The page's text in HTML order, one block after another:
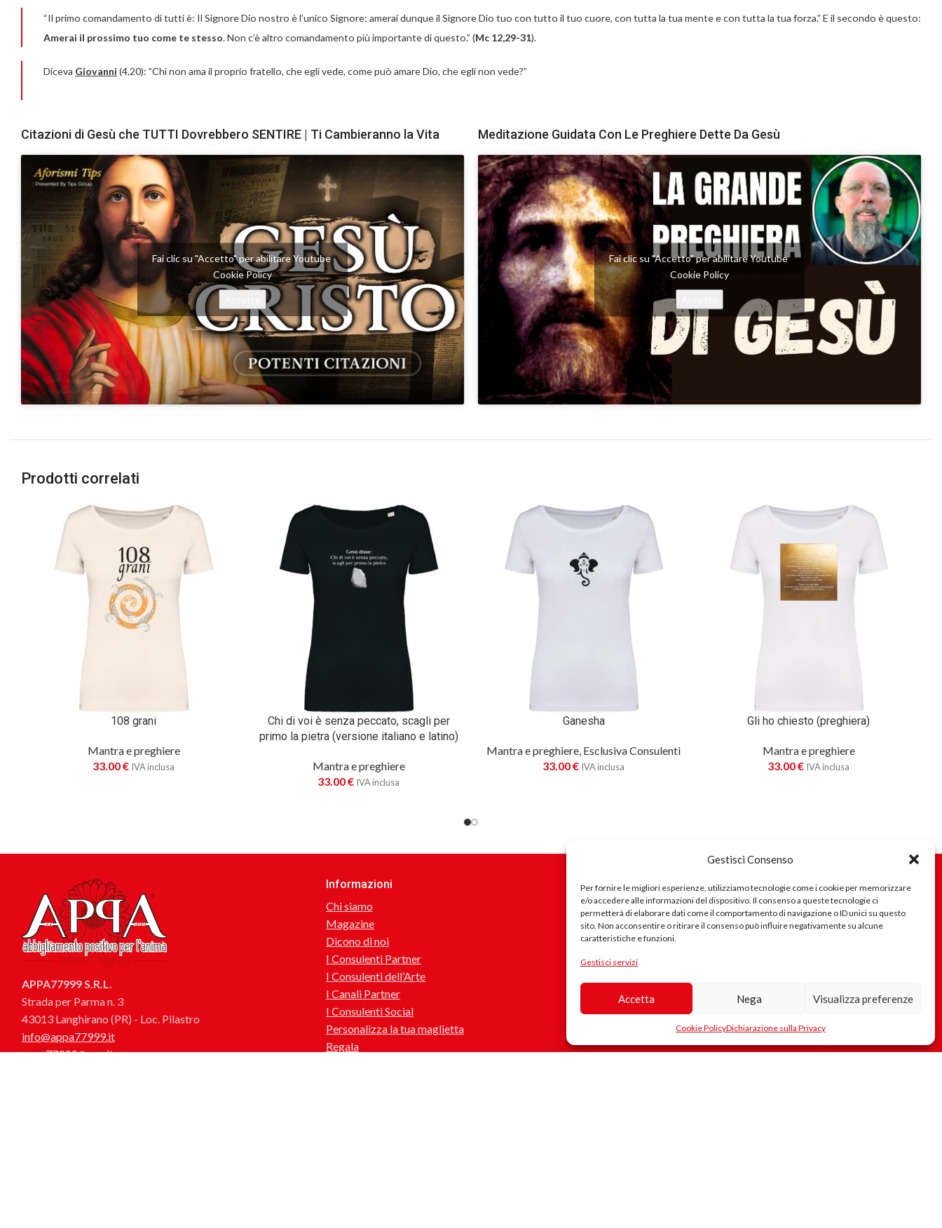
Gestisci Consenso
Per fornire le migliori esperienze, utilizziamo tecnologie come i cookie per memorizzare
e/o accedere alle informazioni del dispositivo. Il consenso a queste tecnologie ci
permetterà di elaborare dati come il comportamento di navigazione o ID unici su questo
sito. Non acconsentire o ritirare il consenso può influire negativamente su alcune
caratteristiche e funzioni.
Gestisci servizi
Accetta Nega Visualizza preferenze
Cookie PolicyDichiarazione sulla Privacy
“Il primo comandamento di tutti è: Il Signore Dio nostro è l’unico Signore; amerai dunque il Signore Dio tuo con tutto il tuo cuore, con tutta la tua mente e con tutta la tua forza.” E il secondo è questo:
Amerai il prossimo tuo come te stesso. Non c’è altro comandamento più importante di questo.” (Mc 12,29-31).
Diceva Giovanni (4,20): ”Chi non ama il proprio fratello, che egli vede, come può amare Dio, che egli non vede?”
Citazioni di Gesù che TUTTI Dovrebbero SENTIRE | Ti Cambieranno la Vita
Fai clic su "Accetto" per abilitare Youtube
Cookie Policy
Meditazione Guidata Con Le Preghiere Dette Da Gesù
Fai clic su "Accetto" per abilitare Youtube
Cookie Policy
Prodotti correlati
108 grani
Mantra e preghiere
33.00€ IVA inclusa
Chi di voi è senza peccato, scagli per
primo la pietra (versione italiano e latino)
Mantra e preghiere
33.00€ IVA inclusa
Ganesha
Mantra e preghiere Esclusiva Consulenti
33.00€ IVA inclusa
Gli ho chiesto (preghiera)
Mantra e preghiere
33.00€ IVA inclusa
APPA77999 S.R.L.
Strada per Parma n. 3
43013 Langhirano (PR) - Loc. Pilastro
info@appa77999.it
appa77999@pec.it
Informazioni
Chi siamo
Magazine
Dicono di noi
I Consulenti Partner
I Consulenti dell’Arte
I Canali Partner
I Consulenti Social
Personalizza la tua maglietta
Regala
Seguici
Se riscontri problemi nel sito, errore nei testi, collegamenti errati..